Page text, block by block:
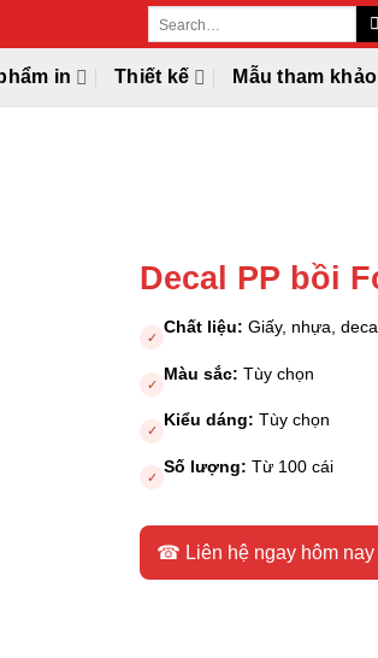
in Thiết kế Mẫu tham khảo
Decal PP bồi
✓
Chất liệu: Giấy, nhựa, decal
✓
Màu sắc: Tùy chọn
✓
Kiểu dáng: Tùy chọn
✓
Số lượng: Từ 100 cái
☎ Liên hệ ngay hôm nay